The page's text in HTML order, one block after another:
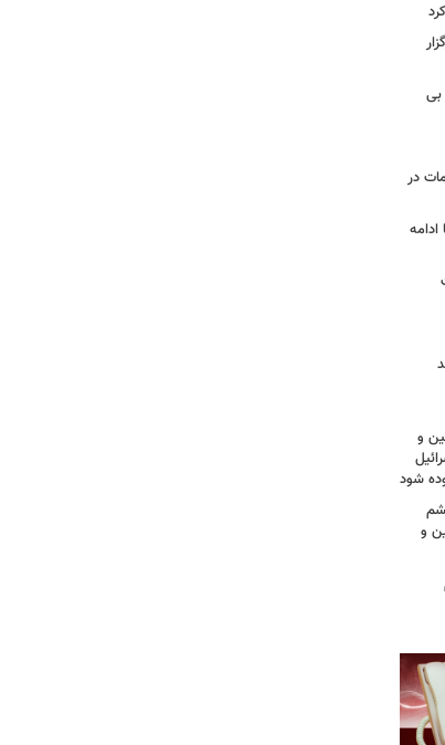
بی
در
و
شود
و